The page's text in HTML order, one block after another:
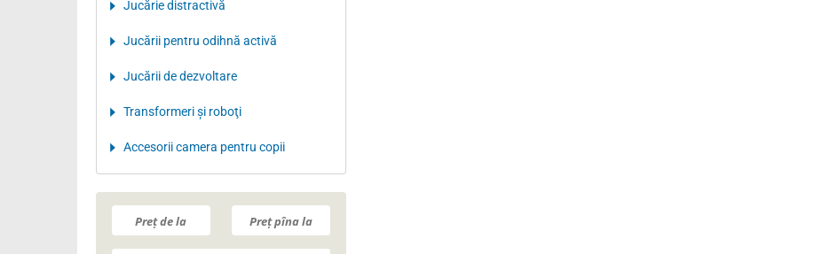
Jucărie distractivă
Jucării pentru odihnă activă
Jucării de dezvoltare
Transformeri şi roboţi
Accesorii camera pentru copii